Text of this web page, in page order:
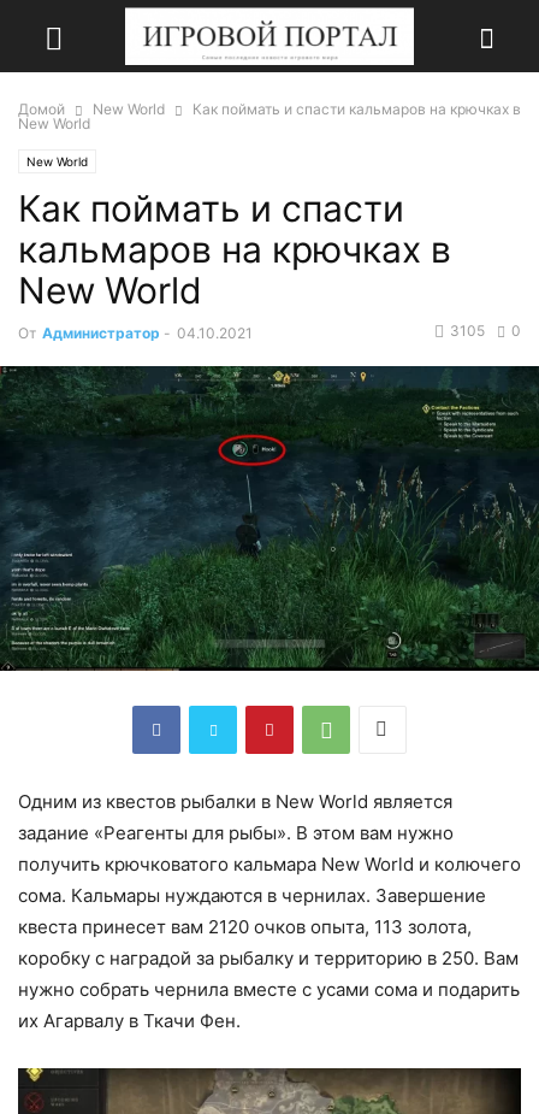
Домой New World
Как поймать и спасти кальмаров на крючках в
New World
New World
Как поймать и спасти
кальмаров на крючках в
New World
От Администратор - 04.10.2021 0
3105
Одним из квестов рыбалки в New World является
задание «Реагенты для рыбы». В этом вам нужно
получить крючковатого кальмара New World и колючего
сома. Кальмары нуждаются в чернилах. Завершение
квеста принесет вам 2120 очков опыта, 113 золота,
коробку с наградой за рыбалку и территорию в 250. Вам
нужно собрать чернила вместе с усами сома и подарить
их Агарвалу в Ткачи Фен.